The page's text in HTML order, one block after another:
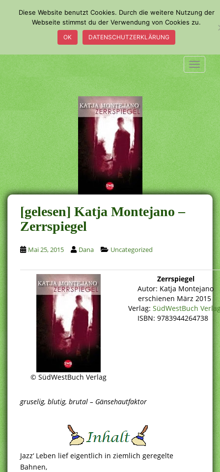
a
i
n
c
o
n
t
e
n
t
[gelesen] Katja Montejano –
Zerrspiegel
Mai 25, 2015 Dana Uncategorized
© SüdWestBuch Verlag
Zerrspiegel
Autor: Katja Montejano
erschienen März 2015
Verlag: SüdWestBuch
ISBN: 9783944264738
gruselig, blutig, brutal – Gänsehautfaktor
Jazz‘ Leben lief eigentlich in ziemlich geregelte
Bahnen,
Diese Website benutzt Cookies. Durch die weitere Nutzung der
Webseite stimmst du der Verwendung von Cookies zu.
OK DATENSCHUTZERKLÄRUNG